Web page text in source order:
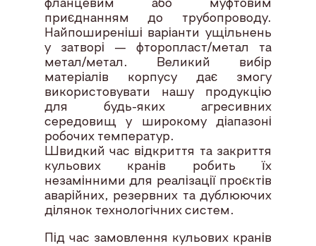
фланцевим або муфтовим
приєднанням до трубопроводу.
Найпоширеніші варіанти ущільнень
у затворі — фторопласт/метал та
метал/метал. Великий вибір
матеріалів корпусу дає змогу
використовувати нашу продукцію
для будь-яких агресивних
середовищ у широкому діапазоні
робочих температур.
Швидкий час відкриття та закриття
кульових кранів робить їх
незамінними для реалізації проєктів
аварійних, резервних та дублюючих
ділянок технологічних систем.
Під час замовлення кульових кранів